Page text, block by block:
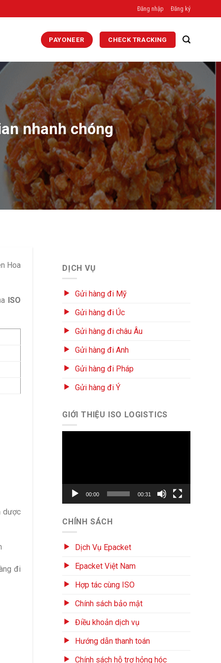
Đăng nhập Đăng ký
PAYONEER CHECK TRACKING
nhanh chóng
Hoa
ISO
dược
đi
DỊCH VỤ
Gửi hàng đi Mỹ
Gửi hàng đi Úc
Gửi hàng đi châu Âu
Gửi hàng đi Anh
Gửi hàng đi Pháp
Gửi hàng đi Ý
GIỚI THIỆU ISO LOGISTICS
00:00 00:31
CHÍNH SÁCH
Dịch Vụ Epacket
Epacket Việt Nam
Hợp tác cùng ISO
Chính sách bảo mật
Điều khoản dịch vụ
Hướng dẫn thanh toán
Chính sách hỗ trợ hỏng hóc